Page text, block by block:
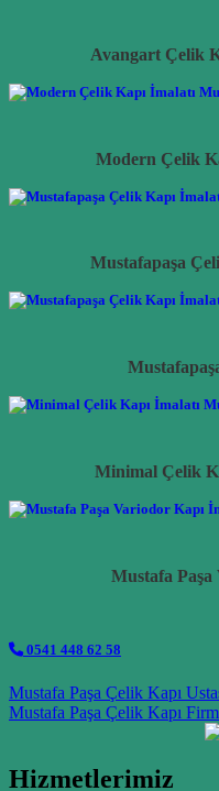
Avangart Çelik
Modern Çelik
Mustafapaşa
Minimal Çelik
Mustafa Paşa
0541 448 62 58
Post navigation
Mustafa Paşa Çelik Kapı
Mustafa Paşa Çelik Kapı
Hizmetlerimiz